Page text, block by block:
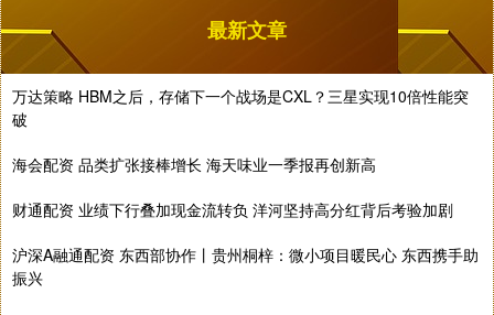
最新文章
万达策略 HBM之后，存储下一个战场是CXL？三星实现10倍性能突
破
海会配资 品类扩张接棒增长 海天味业一季报再创新高
财通配资 业绩下行叠加现金流转负 洋河坚持高分红背后考验加剧
沪深A融通配资 东西部协作丨贵州桐梓：微小项目暖民心 东西携手助
振兴